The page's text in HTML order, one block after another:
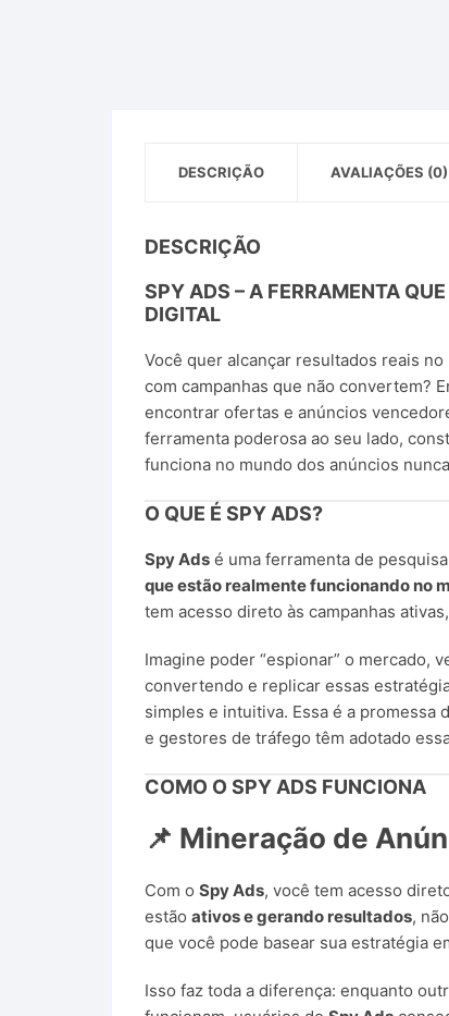
DESCRIÇÃO AVALIAÇÕES (0)
DESCRIÇÃO
SPY ADS – A FERRAMENTA
DIGITAL
Você quer alcançar resultados reais
com campanhas que não convertem?
encontrar ofertas e anúncios
ferramenta poderosa ao seu lado,
funciona no mundo dos anúncios
O QUE É SPY ADS?
Spy Ads é uma ferramenta de
que estão realmente funcionando no
tem acesso direto às campanhas
Imagine poder “espionar” o mercado,
convertendo e replicar essas
simples e intuitiva. Essa é a promessa
e gestores de tráfego têm adotado
COMO O SPY ADS FUNCIONA
📌 Mineração de
Com o Spy Ads, você tem acesso
estão ativos e gerando resultados,
que você pode basear sua estratégia
Isso faz toda a diferença: enquanto